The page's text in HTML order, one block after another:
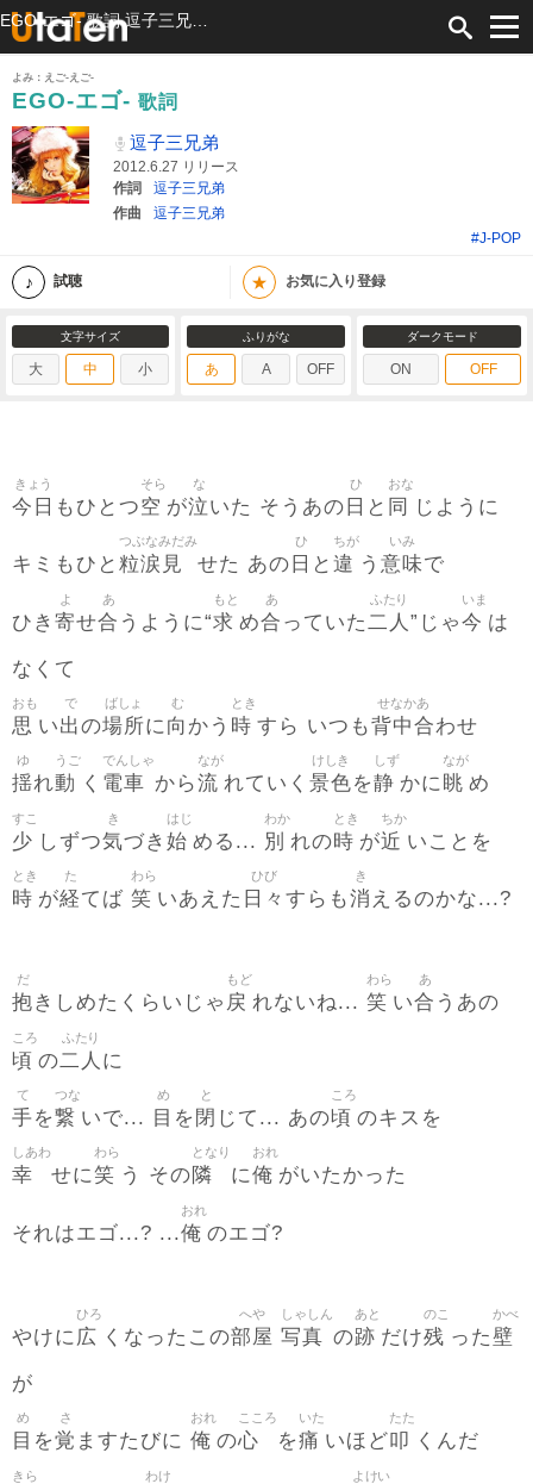
よみ：えご-えご-
EGO-エゴ- 歌詞
逗子三兄弟
2012.6.27 リリース
作詞
逗子三兄弟
作曲
逗子三兄弟
#J-POP
試聴 ★ お気に入り登録
文字サイズ
大 中 小
ふりがな
あ A OFF
ダークモード
ON OFF
今日
きょう
もひとつ空
そら
が泣
な
いた そうあの 日
ひ
と 同
おな
じように
キミもひと 粒涙見
つぶなみだみ
せた あの 日
ひ
と 違
ちが
う 意味
いみ
で
ひき 寄
よ
せ合
あ
うように“求
もと
め合
あ
っていた 二人
ふたり
”じゃ今
いま
は
なくて
思
おも
い出
で
の場所
ばしょ
に向
む
かう 時
とき
すら いつも背中合
せなかあ
わせ
揺
ゆ
れ動
うご
く 電車
でんしゃ
から流
なが
れていく 景色
けしき
を静
しず
かに 眺
なが
め
少
すこ
しずつ気
き
づき 始
はじ
める... 別
わか
れの時
とき
が近
ちか
いことを
時
とき
が経
た
てば 笑
わら
いあえた 日々
ひび
すらも消
き
えるのかな...?
抱
だ
きしめたくらいじゃ 戻
もど
れないね... 笑
わら
い合
あ
うあの
頃
ころ
の二人
ふたり
に
手
て
を繋
つな
いで... 目
め
を 閉
と
じて... あの頃
ころ
のキスを
幸
しあわ
せに笑
わら
う その 隣
となり
に俺
おれ
がいたかった
それはエゴ...? ...俺
おれ
のエゴ?
やけに広
ひろ
くなったこの部屋
へや
写真
しゃしん
の跡
あと
だけ残
のこ
った壁
かべ
が
目
め
を覚
さ
ますたびに 俺
おれ
の心
こころ
を痛
いた
いほど叩
たた
くんだ
きら わけ よけい